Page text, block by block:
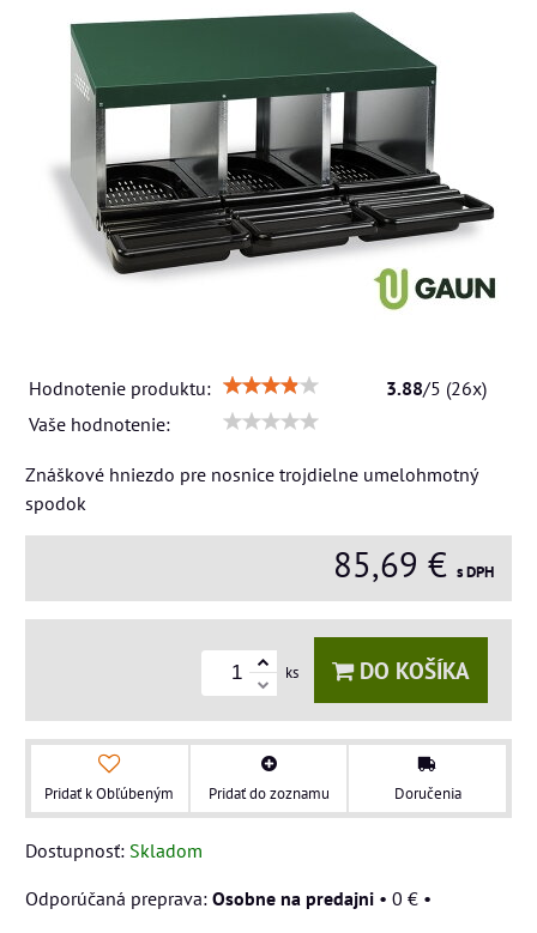
Hodnotenie produktu: 3.88/5 (26x)
Vaše hodnotenie:
Znáškové hniezdo pre nosnice trojdielne umelohmotný
spodok
85,69 € s DPH
ks DO KOŠÍKA
Pridať k Obľúbeným Pridať do zoznamu Doručenia
Dostupnosť: Skladom
Osobne na predajni • 0 € •